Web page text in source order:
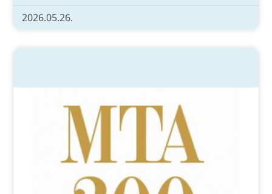
2026.05.26.